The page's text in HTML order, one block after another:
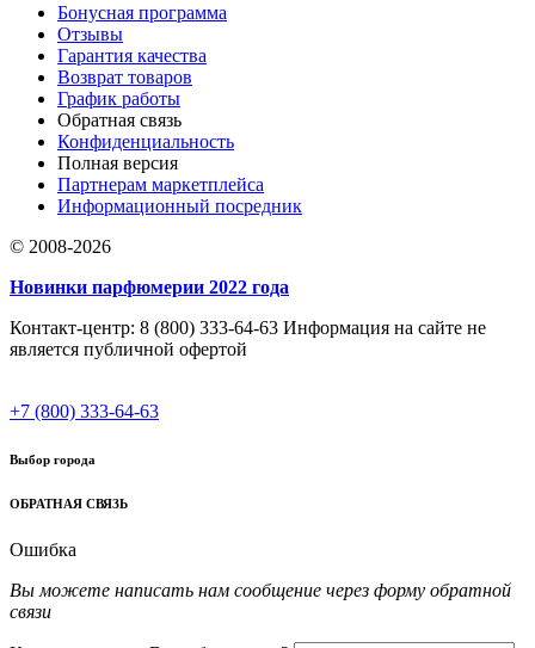
Бонусная программа
Отзывы
Гарантия качества
Возврат товаров
График работы
Обратная связь
Конфиденциальность
Полная версия
Партнерам маркетплейса
Информационный посредник
© 2008-2026
Новинки парфюмерии 2022 года
Контакт-центр: 8 (800) 333-64-63 Информация на сайте не
является публичной офертой
+7 (800) 333-64-63
Выбор города
ОБРАТНАЯ СВЯЗЬ
Ошибка
Вы можете написать нам сообщение через форму обратной
связи